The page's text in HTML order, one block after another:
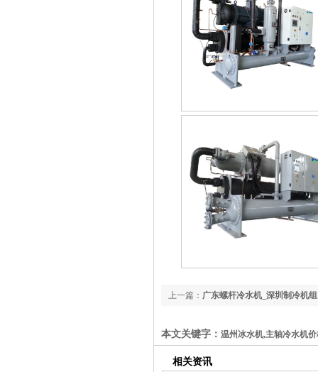
上一篇： 广东螺杆冷水机_深圳制冷机组
本文关键字： 温州冰水机,主轴冷水机
相关资讯